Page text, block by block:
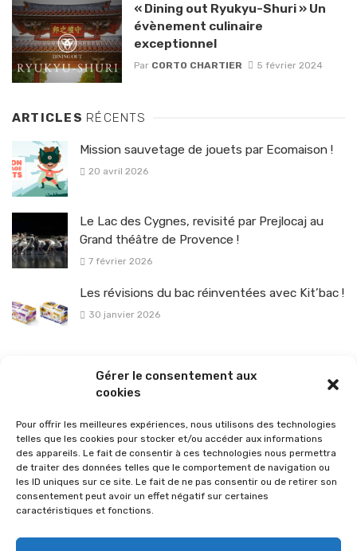
Gérer le consentement aux
cookies
Pour offrir les meilleures expériences, nous utilisons des technologies
telles que les cookies pour stocker et/ou accéder aux informations
des appareils. Le fait de consentir à ces technologies nous permettra
de traiter des données telles que le comportement de navigation ou
les ID uniques sur ce site. Le fait de ne pas consentir ou de retirer son
consentement peut avoir un effet négatif sur certaines
caractéristiques et fonctions.
« Dining out Ryukyu-Shuri » Un
évènement culinaire
exceptionnel
Par CORTO CHARTIER 5 février 2024
ARTICLES RÉCENTS
Mission sauvetage de jouets par Ecomaison !
20 avril 2026
Le Lac des Cygnes, revisité par Prejlocaj au
Grand théâtre de Provence !
7 février 2026
Les révisions du bac réinventées avec Kit’bac !
30 janvier 2026